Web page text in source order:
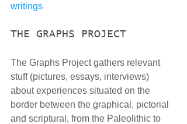
writings
THE GRAPHS PROJECT
The Graphs Project gathers relevant
stuff (pictures, essays, interviews)
about experiences situated on the
border between the graphical, pictorial
and scriptural, from the Paleolithic to